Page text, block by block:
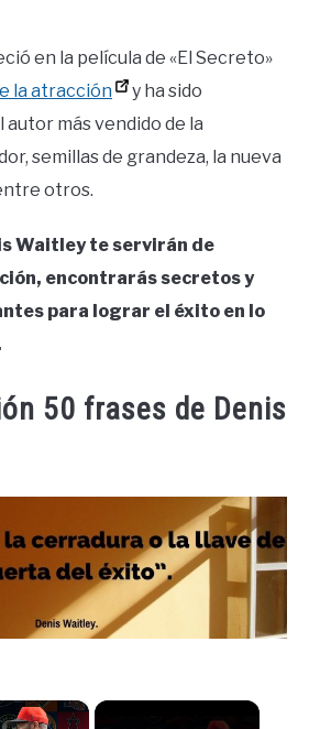
en la película de «El Secreto»
la atracción
y ha sido
más vendido de la
semillas de grandeza, la nueva
otros.
Waitley te servirán de
encontrarás secretos y
para lograr el éxito en lo
50 frases de Denis
×